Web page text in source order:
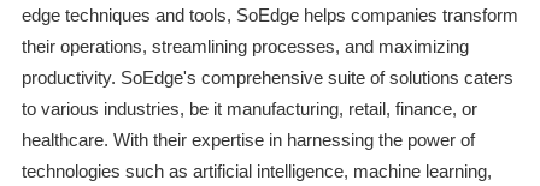
edge techniques and tools, SoEdge helps companies transform
their operations, streamlining processes, and maximizing
productivity. SoEdge's comprehensive suite of solutions caters
to various industries, be it manufacturing, retail, finance, or
healthcare. With their expertise in harnessing the power of
technologies such as artificial intelligence, machine learning,